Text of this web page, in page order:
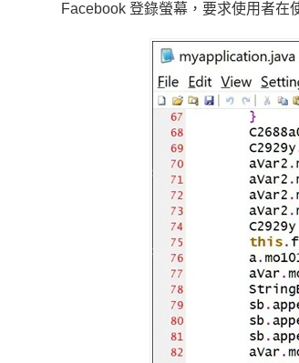
Facebook 登錄螢幕，要求使用者在